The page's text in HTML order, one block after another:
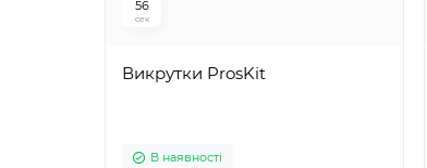
55
сек
Викрутки ProsKit
В наявності